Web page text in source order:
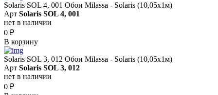
Solaris SOL 4, 001 Обои Milassa - Solaris (10,05х1м)
Арт Solaris SOL 4, 001
нет в наличии
0 ₽
В корзину
Solaris SOL 3, 012 Обои Milassa - Solaris (10,05х1м)
Арт Solaris SOL 3, 012
нет в наличии
0 ₽